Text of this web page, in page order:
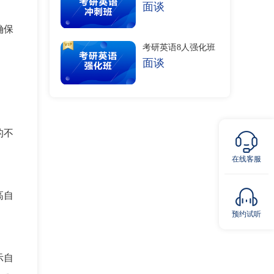
在线客服
预约试听
保
不
自
自
面谈
考研英语8人强化班
面谈